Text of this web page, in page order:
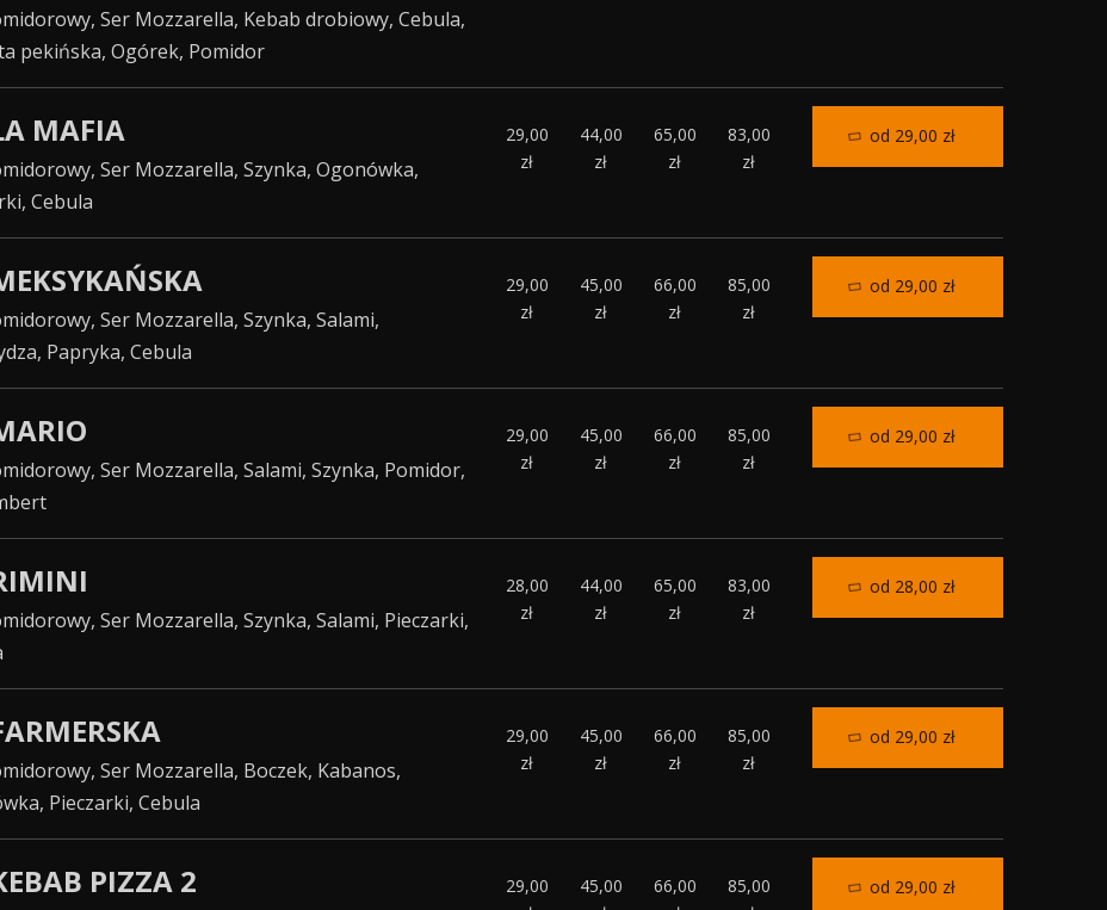
Ser Mozzarella, Kebab drobiowy, Cebula,
pekińska, Ogórek, Pomidor
MAFIA
Ser Mozzarella, Szynka, Ogonówka,
Cebula
29,00
zł
44,00
zł
65,00
zł
83,00
zł
Ser Mozzarella, Szynka, Salami,
Papryka, Cebula
29,00
zł
45,00
zł
66,00
zł
85,00
zł
Ser Mozzarella, Salami, Szynka, Pomidor,
29,00
zł
45,00
zł
66,00
zł
85,00
zł
Ser Mozzarella, Szynka, Salami, Pieczarki,
28,00
zł
44,00
zł
65,00
zł
83,00
zł
Ser Mozzarella, Boczek, Kabanos,
Pieczarki, Cebula
29,00
zł
45,00
zł
66,00
zł
85,00
zł
PIZZA 2
29,00
45,00
66,00
85,00